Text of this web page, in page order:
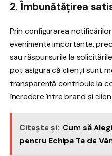
2. Îmbunătățirea
Prin configurarea
evenimente importante,
sau răspunsurile la
pot asigura că clienții sunt
transparență contribuie la
încredere între brand și
Citește și: Cum să
pentru Echipa Ta de